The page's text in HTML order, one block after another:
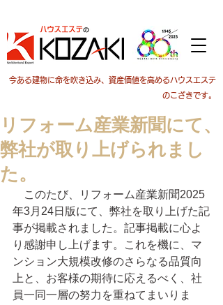
今ある建物に命を吹き込み、資産価値を高めるハウスエステ
のこざきです。
リフォーム産業新聞にて、
弊社が取り上げられまし
た。
このたび、リフォーム産業新聞2025
年3月24日版にて、弊社を取り上げた記
事が掲載されました。記事掲載に心よ
り感謝申し上げます。これを機に、マ
ンション大規模改修のさらなる品質向
上と、お客様の期待に応えるべく、社
員一同一層の努力を重ねてまいりま